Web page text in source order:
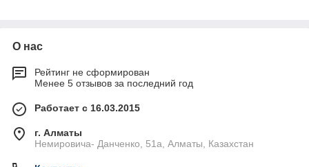
О нас
Рейтинг не сформирован
Менее 5 отзывов за последний год
Работает с 16.03.2015
г. Алматы
Немировича- Данченко, 51а, Алматы, Казахстан